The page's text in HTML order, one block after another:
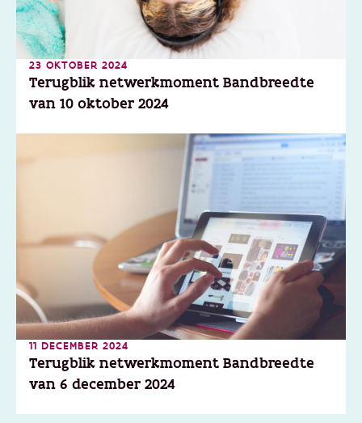
23 OKTOBER 2024
Terugblik netwerkmoment Bandbreedte
van 10 oktober 2024
11 DECEMBER 2024
Terugblik netwerkmoment Bandbreedte
van 6 december 2024